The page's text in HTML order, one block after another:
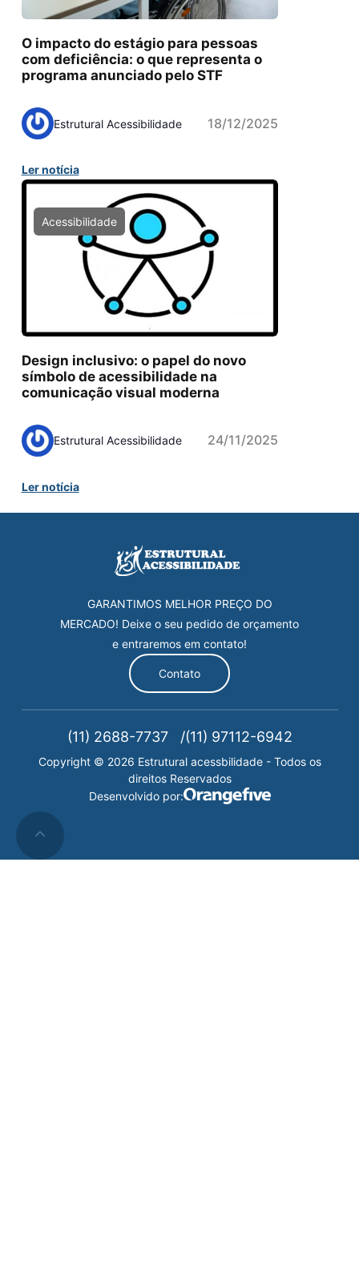
O impacto do estágio para pessoas
com deficiência: o que representa o
programa anunciado pelo STF
Estrutural Acessibilidade 18/12/2025
Ler notícia
Acessibilidade
Design inclusivo: o papel do novo
símbolo de acessibilidade na
comunicação visual moderna
Estrutural Acessibilidade 24/11/2025
Ler notícia
GARANTIMOS MELHOR PREÇO DO
MERCADO! Deixe o seu pedido de orçamento
e entraremos em contato!
Contato
(11) 2688-7737 (11) 97112-6942
Copyright © 2026 Estrutural acessbilidade - Todos os
direitos Reservados
Desenvolvido por: